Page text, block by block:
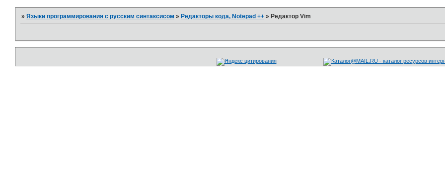
»Языки программирования с русским синтаксисом »Редакторы кода, Notepad ++ »Редактор Vim